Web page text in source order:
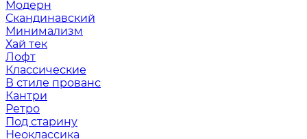
Модерн
Скандинавский
Минимализм
Хай тек
Лофт
Классические
В стиле прованс
Кантри
Ретро
Под старину
Неоклассика